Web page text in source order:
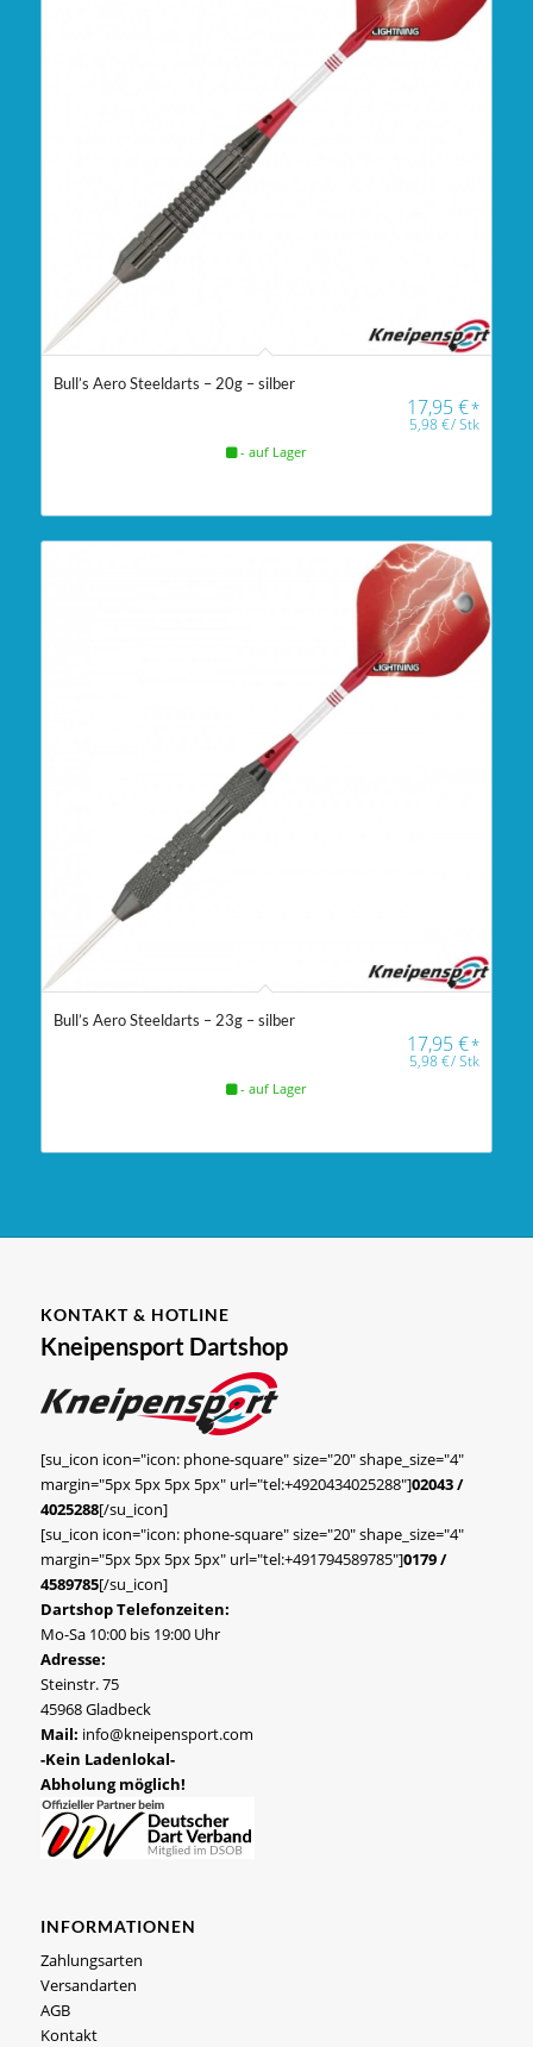
Bull’s Aero Steeldarts – 20g – silber
17,95€*
5,98€/Stk
- auf Lager
Bull’s Aero Steeldarts – 23g – silber
17,95€*
5,98€/Stk
- auf Lager
KONTAKT & HOTLINE
Kneipensport Dartshop
[su_icon icon="icon: phone-square" size="20" shape_size="4"
margin="5px 5px 5px 5px" url="tel:+4920434025288"]02043 /
4025288[/su_icon]
[su_icon icon="icon: phone-square" size="20" shape_size="4"
margin="5px 5px 5px 5px" url="tel:+491794589785"]0179 /
4589785[/su_icon]
Dartshop Telefonzeiten:
Mo-Sa 10:00 bis 19:00 Uhr
Adresse:
Steinstr. 75
45968 Gladbeck
Mail: info@kneipensport.com
-Kein Ladenlokal-
Abholung möglich!
INFORMATIONEN
Zahlungsarten
Versandarten
AGB
Kontakt